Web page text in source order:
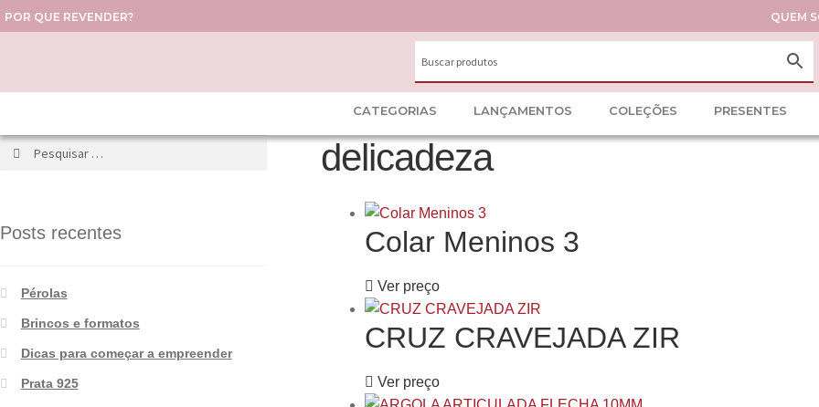
POR QUE REVENDER? QUEM
CATEGORIAS LANÇAMENTOS COLEÇÕES PRESENTES
delicadeza
Colar Meninos 3
Ver preço
CRUZ CRAVEJADA ZIR
Ver preço
Posts recentes
Pérolas
Brincos e formatos
Dicas para começar a empreender
Prata 925